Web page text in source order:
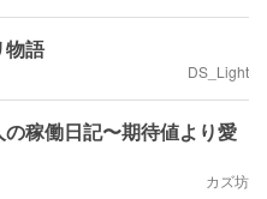
物語
DS_Light
稼働日記〜期待値より愛
カズ坊